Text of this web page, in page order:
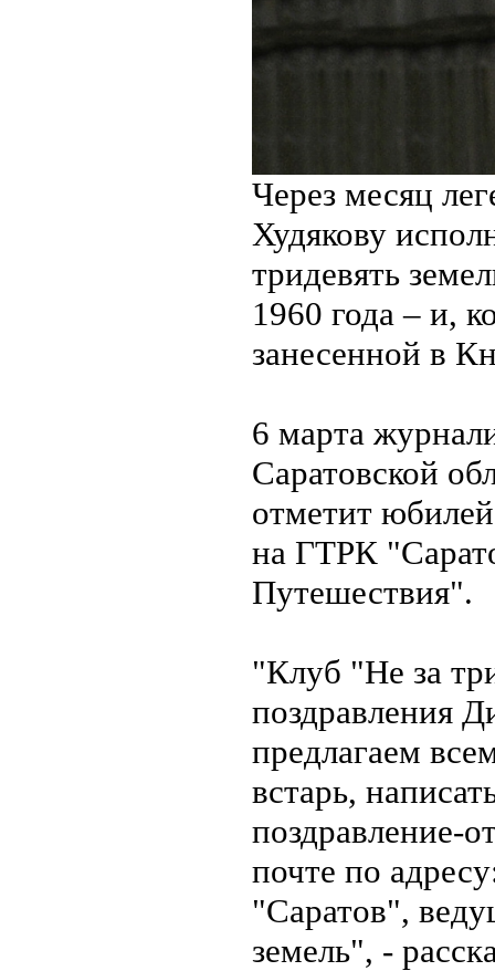
Через месяц
Худякову
тридевять
1960 года – и,
занесенной в
6 марта
Саратовской
отметит
на ГТРК
Путешествия".
"Клуб "Не за
поздравления
предлагаем
встарь,
поздравление-
почте по
"Саратов",
земель", -